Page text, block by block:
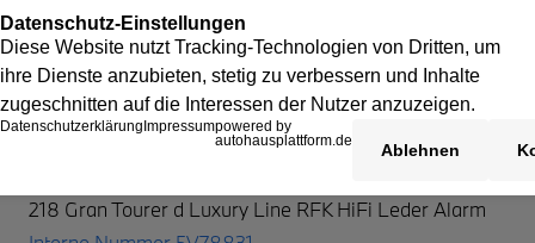
218 Gran Tourer d Luxury Line RFK HiFi Leder Alarm